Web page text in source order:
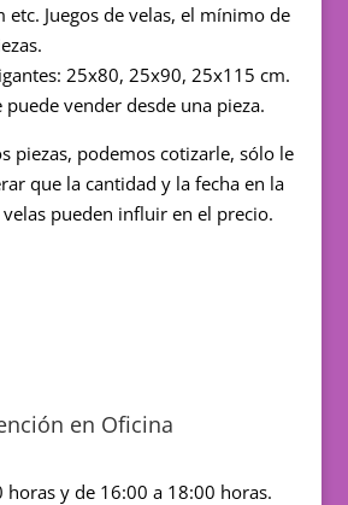
Juegos de velas, el mínimo de
25x80, 25x90, 25x115 cm.
puede vender desde una pieza.
piezas, podemos cotizarle, sólo le
que la cantidad y la fecha en la
pueden influir en el precio.
en Oficina
horas y de 16:00 a 18:00 horas.